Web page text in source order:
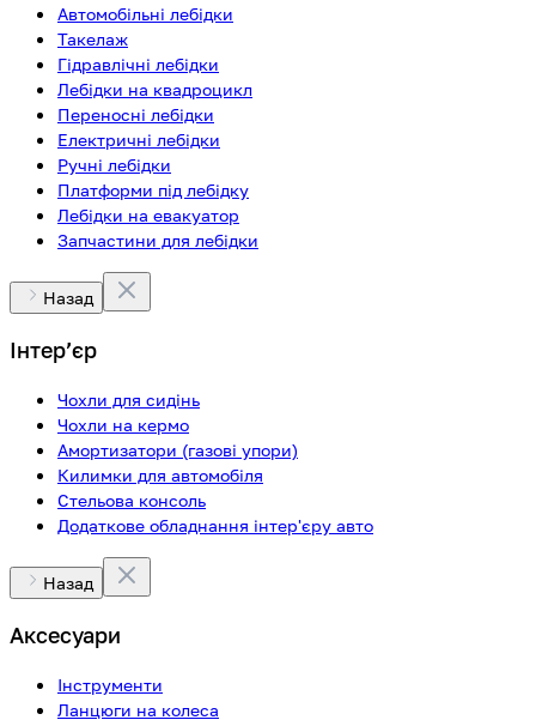
Автомобільні лебідки
Такелаж
Гідравлічні лебідки
Лебідки на квадроцикл
Переносні лебідки
Електричні лебідки
Ручні лебідки
Платформи під лебідку
Лебідки на евакуатор
Запчастини для лебідки
Назад
Інтерʼєр
Чохли для сидінь
Чохли на кермо
Амортизатори (газові упори)
Килимки для автомобіля
Стельова консоль
Додаткове обладнання інтер'єру авто
Назад
Аксесуари
Інструменти
Ланцюги на колеса